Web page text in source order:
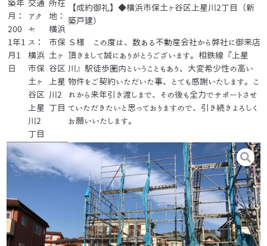
築年
月：
200
1年1
月1
日
交通
アク
セ
ス：
横浜
市保
土ヶ
谷区
上星
川2
丁目
所在
地：
横浜
市保
土ヶ
谷区
上星
川2
丁目
【成約御礼】◆横浜市保土ヶ谷区上星川2丁目（新
築戸建）
Ｓ様 この度は、数ある不動産会社から弊社に御来店
頂きまして誠にありがとうございます。相鉄線『上星
川』駅徒歩圏内ということもあり、大変希少性の高い
物件をご契約いただいた事、とても感謝いたします。こ
れから来年引き渡しまで、その後も全力でサポートさせ
ていただきたいと思っておりますので、引き続きよろしく
お願いいたします。